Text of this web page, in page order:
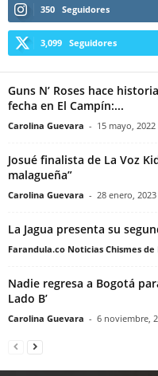
350 Seguidores
3,099 Seguidores
Guns N’ Roses hace
fecha en El Campín:...
Carolina Guevara - 15 mayo, 2022
Josué finalista de La Voz
malagueña”
Carolina Guevara - 28 enero, 2023
La Jagua presenta su
Farandula.co Noticias Chismes
Nadie regresa a Bogotá
Lado B’
Carolina Guevara - 6 noviembre,